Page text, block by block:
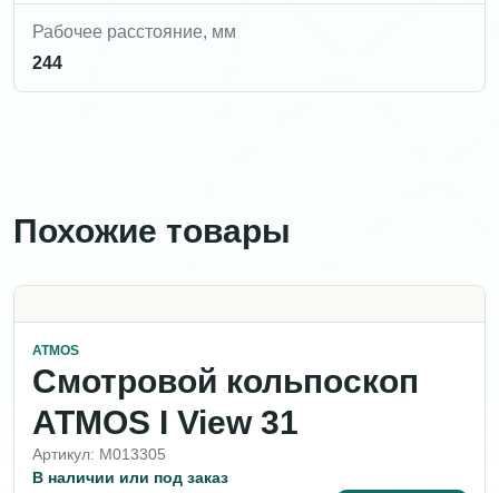
Рабочее расстояние, мм
244
Похожие товары
ATMOS
Смотровой кольпоскоп
ATMOS I View 31
Артикул: M013305
В наличии или под заказ